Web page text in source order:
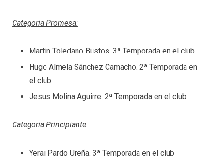
Categoria Promesa:
Martín Toledano Bustos. 3ª Temporada en el club.
Hugo Almela Sánchez Camacho. 2ª Temporada en
el club
Jesus Molina Aguirre. 2ª Temporada en el club
Categoria Principiante
Yerai Pardo Ureña. 3ª Temporada en el club